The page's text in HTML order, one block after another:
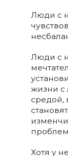
Люди с
Люди с
жизни
средой,
Хотя у